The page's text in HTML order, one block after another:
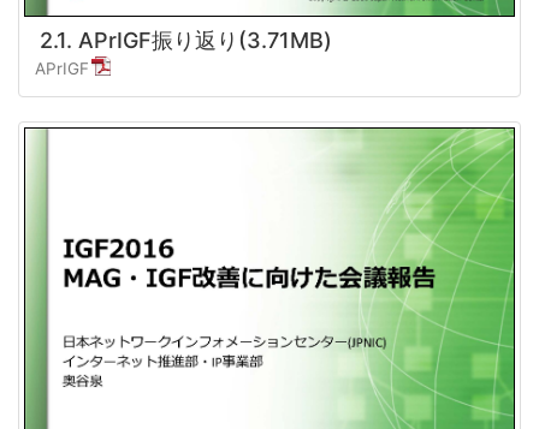
2.1. APrIGF振り返り(3.71MB)
APrIGF